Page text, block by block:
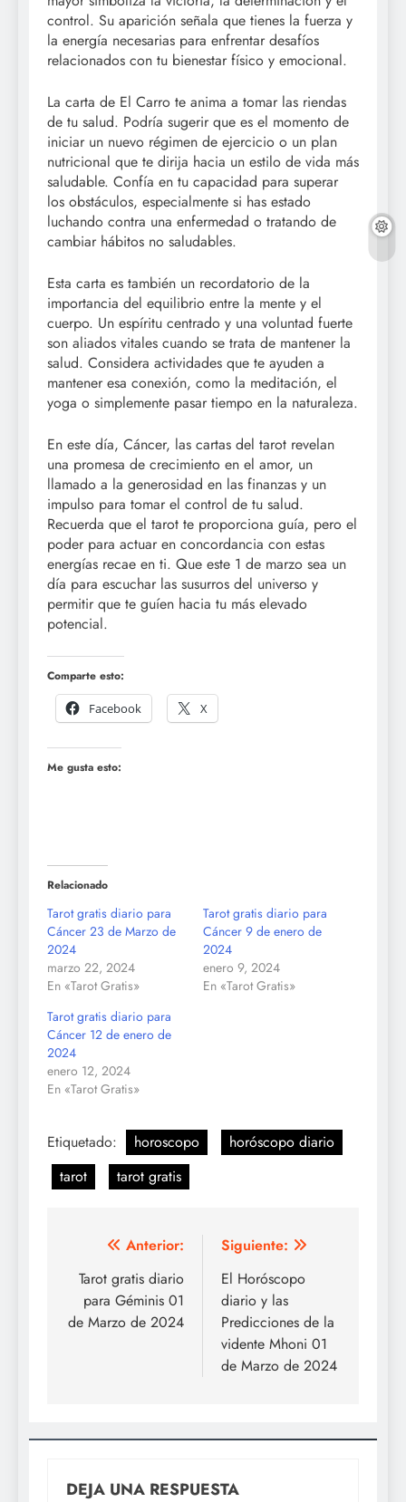
control. Su aparición señala que tienes la fuerza y
la energía necesarias para enfrentar desafíos
relacionados con tu bienestar físico y emocional.
La carta de El Carro te anima a tomar las riendas
de tu salud. Podría sugerir que es el momento de
iniciar un nuevo régimen de ejercicio o un plan
nutricional que te dirija hacia un estilo de vida más
saludable. Confía en tu capacidad para superar
los obstáculos, especialmente si has estado
luchando contra una enfermedad o tratando de
cambiar hábitos no saludables.
Esta carta es también un recordatorio de la
importancia del equilibrio entre la mente y el
cuerpo. Un espíritu centrado y una voluntad fuerte
son aliados vitales cuando se trata de mantener la
salud. Considera actividades que te ayuden a
mantener esa conexión, como la meditación, el
yoga o simplemente pasar tiempo en la naturaleza.
En este día, Cáncer, las cartas del tarot revelan
una promesa de crecimiento en el amor, un
llamado a la generosidad en las finanzas y un
impulso para tomar el control de tu salud.
Recuerda que el tarot te proporciona guía, pero el
poder para actuar en concordancia con estas
energías recae en ti. Que este 1 de marzo sea un
día para escuchar las susurros del universo y
permitir que te guíen hacia tu más elevado
potencial.
Comparte esto:
Facebook
X
Me gusta esto:
Relacionado
Tarot gratis diario para
Cáncer 23 de Marzo de
2024
marzo 22, 2024
En «Tarot Gratis»
Tarot gratis diario para
Cáncer 9 de enero de
2024
enero 9, 2024
En «Tarot Gratis»
Tarot gratis diario para
Cáncer 12 de enero de
2024
enero 12, 2024
En «Tarot Gratis»
Etiquetado: horoscopo
horóscopo diario
tarot
tarot gratis
Navegación
de
entradas
Anterior:
Tarot gratis diario
para Géminis 01
de Marzo de 2024
Siguiente:
El Horóscopo
diario y las
Predicciones de la
vidente Mhoni 01
de Marzo de 2024
DEJA UNA RESPUESTA